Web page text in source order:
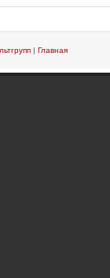
| Главная